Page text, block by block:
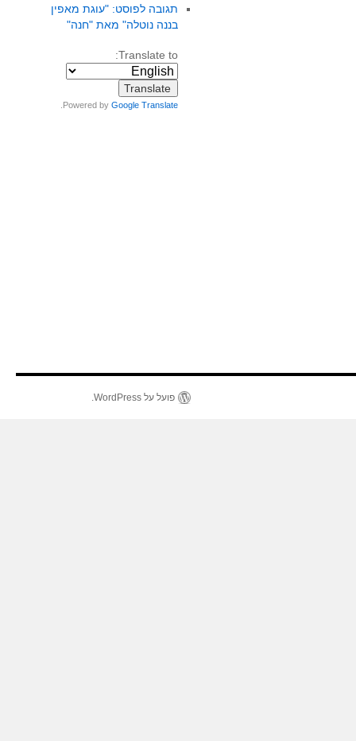
תגובה לפוסט: "עוגת מאפין
בננה נוטלה" מאת "חנה"
Translate to:
Powered byGoogle Translate
פועל על WordPress.